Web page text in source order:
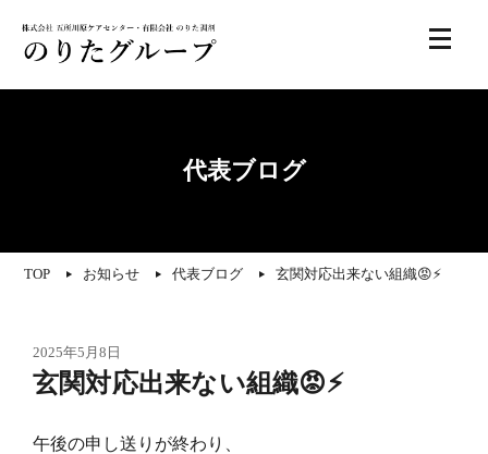
代表ブログ
TOP お知らせ 代表ブログ 玄関対応出来ない組織😡⚡
2025年5月8日
玄関対応出来ない組織😡⚡
午後の申し送りが終わり、